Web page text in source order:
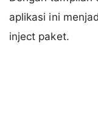
aplikasi ini
inject paket.